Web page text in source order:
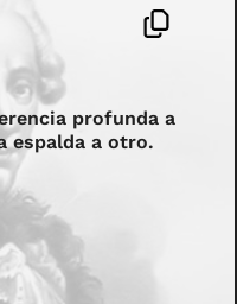
profunda a
espalda a otro.